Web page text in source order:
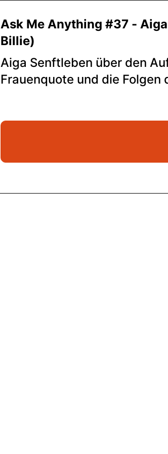
Ask Me Anything #37 -
Billie)
Aiga Senftleben über den
Frauenquote und die Folgen